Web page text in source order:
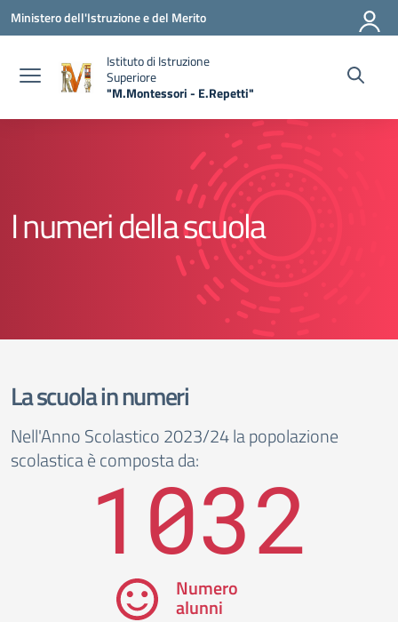
Vai ai contenuti
Vai al menu di navigazione
Vai al footer
Ministero dell'Istruzione e del Merito
Istituto di Istruzione
Superiore
"M.Montessori - E.Repetti"
I numeri della scuola
La scuola in numeri
Nell'Anno Scolastico 2023/24 la popolazione
scolastica è composta da:
1032
Numero
alunni